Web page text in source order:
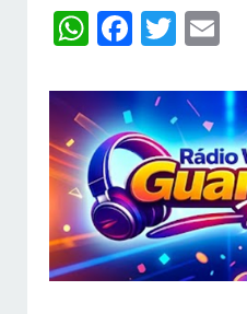
WhatsApp